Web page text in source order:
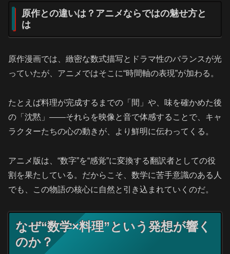
原作との違いは？アニメならではの魅せ方と
は
原作漫画では、緻密な数式描写とドラマ性のバランスが光
っていたが、アニメではそこに“時間軸の表現”が加わる。
たとえば料理が完成するまでの「間」や、味を確かめた後
の「沈黙」――それらを映像と音で体感することで、キャ
ラクターたちの心の動きが、より鮮明に伝わってくる。
アニメ版は、“数字”を“感覚”に変換する翻訳者としての役
割を果たしている。だからこそ、数学に苦手意識のある人
でも、この物語の核心に自然と引き込まれていくのだ。
なぜ“数学×料理”という発想が響く
のか？